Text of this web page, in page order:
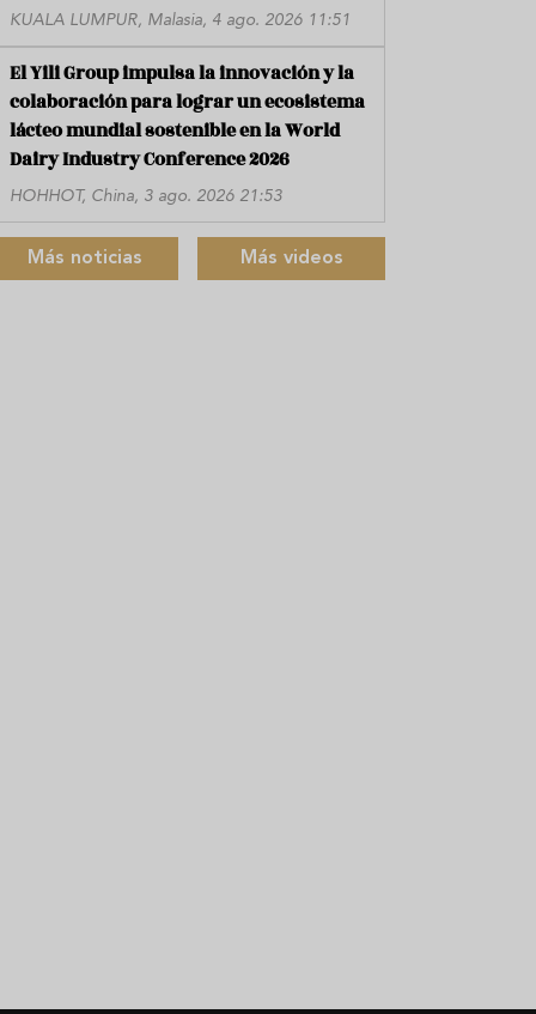
KUALA LUMPUR, Malasia, 4 ago. 2026 11:51
El Yili Group impulsa la innovación y la
colaboración para lograr un ecosistema
lácteo mundial sostenible en la World
Dairy Industry Conference 2026
HOHHOT, China, 3 ago. 2026 21:53
Más noticias Más videos